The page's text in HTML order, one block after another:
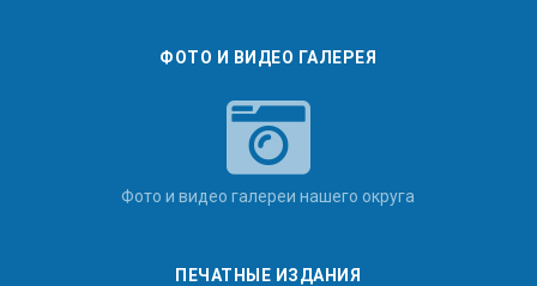
ФОТО И ВИДЕО ГАЛЕРЕЯ
Фото и видео галереи нашего округа
ПЕЧАТНЫЕ ИЗДАНИЯ